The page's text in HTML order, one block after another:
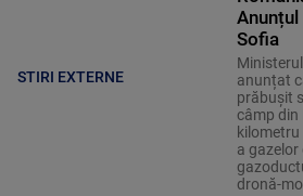
STIRI EXTERNE
Sofia
anunțat
prăbușit
câmp din
a gazelor
dronă-